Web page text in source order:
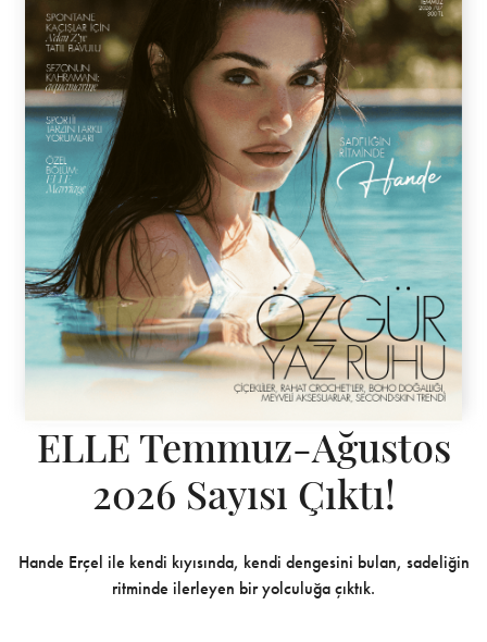
ELLE Temmuz-Ağustos
2026 Sayısı Çıktı!
Hande Erçel ile kendi kıyısında, kendi dengesini bulan, sadeliğin
ritminde ilerleyen bir yolculuğa çıktık.